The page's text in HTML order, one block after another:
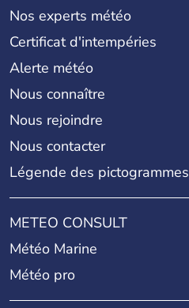
Nos experts météo
Certificat d'intempéries
Alerte météo
Nous connaître
Nous rejoindre
Nous contacter
Légende des pictogrammes
METEO CONSULT
Météo Marine
Météo pro